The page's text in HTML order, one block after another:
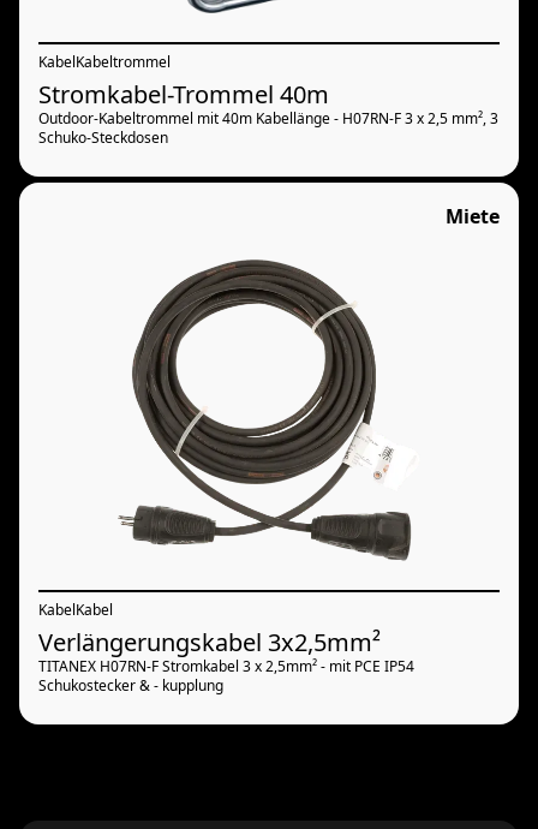
KabelKabeltrommel
Stromkabel-Trommel 40m
Outdoor-Kabeltrommel mit 40m Kabellänge - H07RN-F 3 x 2,5 mm², 3
Schuko-Steckdosen
Miete
KabelKabel
Verlängerungskabel 3x2,5mm²
TITANEX H07RN-F Stromkabel 3 x 2,5mm² - mit PCE IP54
Schukostecker & - kupplung